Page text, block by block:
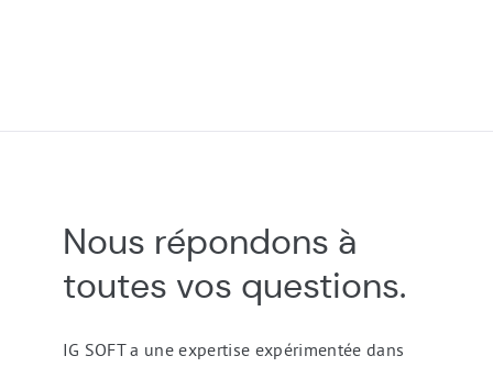
Contact
&
Nous répondons à
toutes vos questions.
IG SOFT a une expertise expérimentée dans